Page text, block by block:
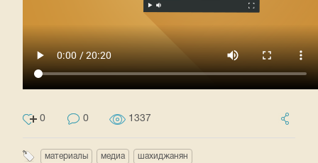
0 0 1337
материалы медиа шахиджанян